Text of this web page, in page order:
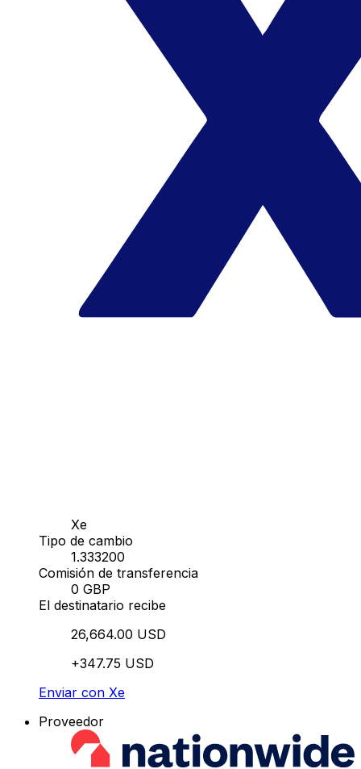
Xe
Tipo de cambio
1.333200
Comisión de transferencia
0 GBP
El destinatario recibe
26,664.00 USD
+347.75 USD
Enviar con Xe
Proveedor